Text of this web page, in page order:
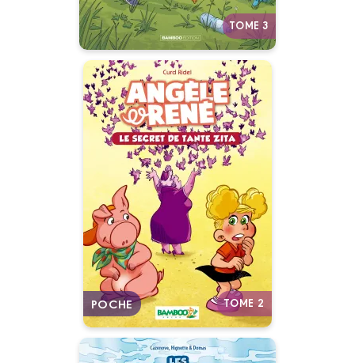
TOME 3
POCHE TOME 2
Angèle et René -
Poche
Tome 02
Date de parution :
02/09/2015
Autres tomes